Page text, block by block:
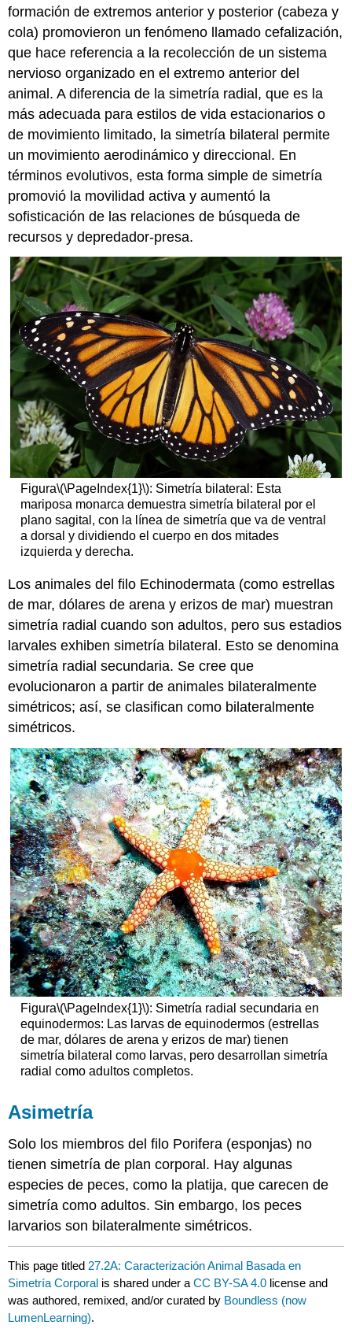
formación de extremos anterior y posterior (cabeza y
cola) promovieron un fenómeno llamado cefalización,
que hace referencia a la recolección de un sistema
nervioso organizado en el extremo anterior del
animal. A diferencia de la simetría radial, que es la
más adecuada para estilos de vida estacionarios o
de movimiento limitado, la simetría bilateral permite
un movimiento aerodinámico y direccional. En
términos evolutivos, esta forma simple de simetría
promovió la movilidad activa y aumentó la
sofisticación de las relaciones de búsqueda de
recursos y depredador-presa.
Figura\(\PageIndex{1}\): Simetría bilateral: Esta
mariposa monarca demuestra simetría bilateral por el
plano sagital, con la línea de simetría que va de ventral
a dorsal y dividiendo el cuerpo en dos mitades
izquierda y derecha.
Los animales del filo Echinodermata (como estrellas
de mar, dólares de arena y erizos de mar) muestran
simetría radial cuando son adultos, pero sus estadios
larvales exhiben simetría bilateral. Esto se denomina
simetría radial secundaria. Se cree que
evolucionaron a partir de animales bilateralmente
simétricos; así, se clasifican como bilateralmente
simétricos.
Figura\(\PageIndex{1}\): Simetría radial secundaria en
equinodermos: Las larvas de equinodermos (estrellas
de mar, dólares de arena y erizos de mar) tienen
simetría bilateral como larvas, pero desarrollan simetría
radial como adultos completos.
Asimetría
Solo los miembros del filo Porifera (esponjas) no
tienen simetría de plan corporal. Hay algunas
especies de peces, como la platija, que carecen de
simetría como adultos. Sin embargo, los peces
larvarios son bilateralmente simétricos.
This page titled 27.2A: Caracterización Animal Basada en
Simetría Corporal is shared under aCC BY-SA 4.0 license and
was authored, remixed, and/or curated by Boundless (now
LumenLearning).